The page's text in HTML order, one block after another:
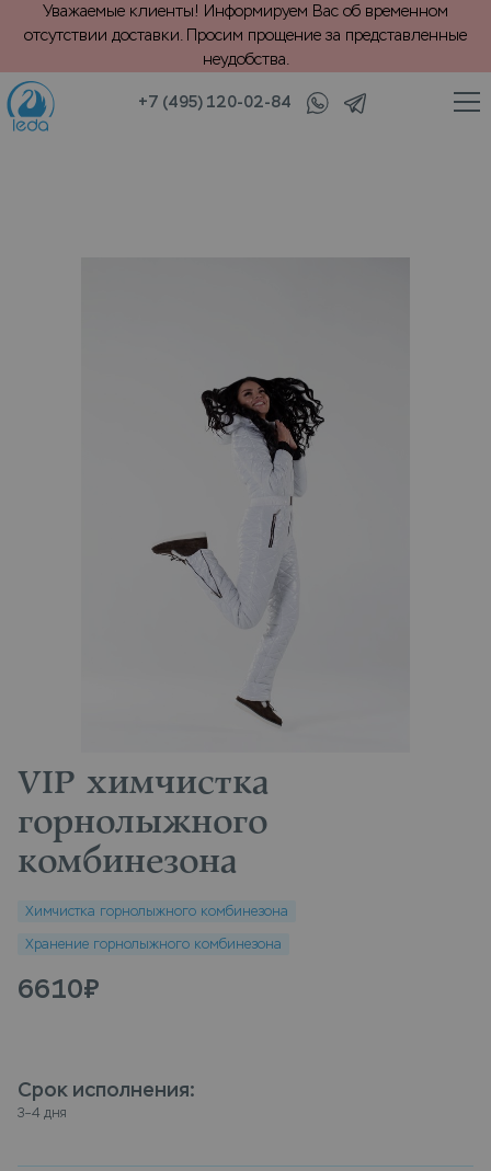
Уважаемые клиенты! Информируем Вас об временном
отсутствии доставки. Просим прощение за представленные
неудобства.
+7 (495) 120-02-84
Комбинезоны, брюки
VIP химчистка
горнолыжного
комбинезона
Химчистка горнолыжного комбинезона
Хранение горнолыжного комбинезона
6610₽
Срок исполнения:
3–4 дня